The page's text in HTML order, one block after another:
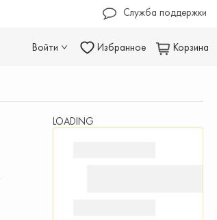
Служба поддержки
Войти Избранное Корзина
LOADING